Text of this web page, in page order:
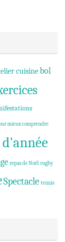
cuisinebol
mieux comprendre
repas de Noël rugby
Spectacle tennis